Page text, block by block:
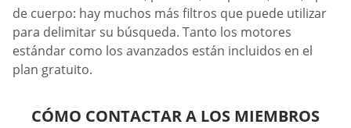
de cuerpo: hay muchos más filtros que puede utilizar
para delimitar su búsqueda. Tanto los motores
estándar como los avanzados están incluidos en el
plan gratuito.
CÓMO CONTACTAR A LOS MIEMBROS